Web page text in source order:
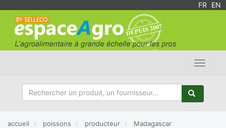
FR EN
Toggle
accueil poissons producteur
Madagascar